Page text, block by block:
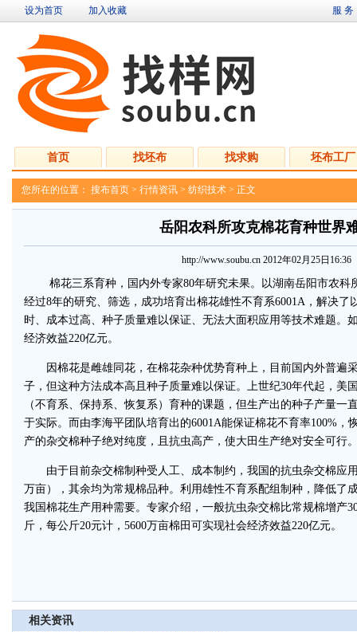
设为首页 加入收藏 服 务
首页 找坯布 找求购 坯布工厂
您所在的位置： 搜布首页 > 行情资讯 > 纺织技术 > 正文
岳阳农科所攻克棉花育种世界
http://www.soubu.cn 2012年02月25日16:36
棉花三系育种，国内外专家80年研究未果。以湖南岳阳市农科
经过8年的研究、筛选，成功培育出棉花雄性不育系6001A，解决了
时、成本过高、种子质量难以保证、无法大面积应用等技术难题。
经济效益220亿元。
因棉花是雌雄同花，在棉花杂种优势育种上，目前国内外普遍
子，但这种方法成本高且种子质量难以保证。上世纪30年代起，美
（不育系、保持系、恢复系）育种的课题，但生产出的种子产量一
于实际。而由李海平团队培育出的6001A能保证棉花不育率100%，
产的杂交棉种子绝对纯度，且抗虫高产，使大田生产绝对安全可行
由于目前杂交棉制种受人工、成本制约，我国的抗虫杂交棉应用
万亩），其余均为常规棉品种。利用雄性不育系配组制种，降低了
我国棉花生产用种需要。专家介绍，一般抗虫杂交棉比常规棉增产
斤，每公斤20元计，5600万亩棉田可实现社会经济效益220亿元。
相关资讯